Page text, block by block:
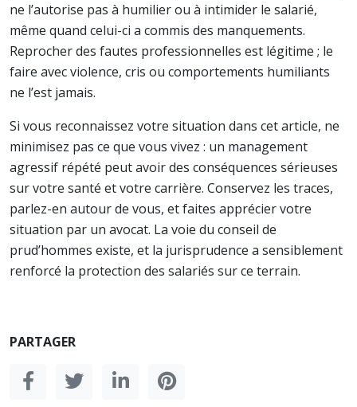
ne l’autorise pas à humilier ou à intimider le salarié,
même quand celui-ci a commis des manquements.
Reprocher des fautes professionnelles est légitime ; le
faire avec violence, cris ou comportements humiliants
ne l’est jamais.
Si vous reconnaissez votre situation dans cet article, ne
minimisez pas ce que vous vivez : un management
agressif répété peut avoir des conséquences sérieuses
sur votre santé et votre carrière. Conservez les traces,
parlez-en autour de vous, et faites apprécier votre
situation par un avocat. La voie du conseil de
prud’hommes existe, et la jurisprudence a sensiblement
renforcé la protection des salariés sur ce terrain.
PARTAGER